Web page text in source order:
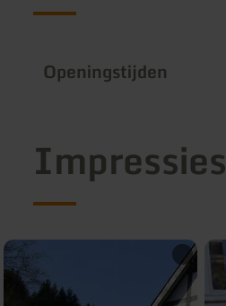
Openingstijden
Impressies